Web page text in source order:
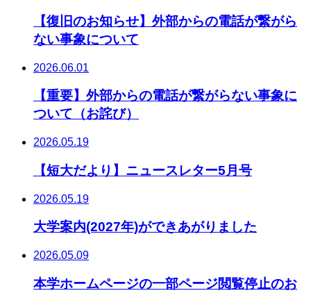
【復旧のお知らせ】外部からの電話が繋がら
ない事象について
2026.06.01
【重要】外部からの電話が繋がらない事象に
ついて（お詫び）
2026.05.19
【短大だより】ニュースレター5月号
2026.05.19
大学案内(2027年)ができあがりました
2026.05.09
本学ホームページの一部ページ閲覧停止のお